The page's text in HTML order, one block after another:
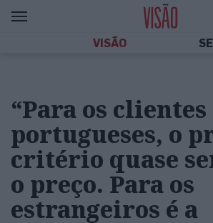
VISÃO
“Para os clientes
portugueses, o
critério quase
o preço. Para os
estrangeiros é a